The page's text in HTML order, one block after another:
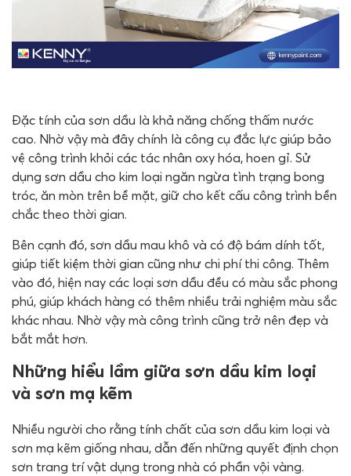
Đặc tính của sơn dầu là khả năng chống thấm nước
cao. Nhờ vậy mà đây chính là công cụ đắc lực giúp bảo
vệ công trình khỏi các tác nhân oxy hóa, hoen gỉ. Sử
dụng sơn dầu cho kim loại ngăn ngừa tình trạng bong
tróc, ăn mòn trên bề mặt, giữ cho kết cấu công trình bền
chắc theo thời gian.
Bên cạnh đó, sơn dầu mau khô và có độ bám dính tốt,
giúp tiết kiệm thời gian cũng như chi phí thi công. Thêm
vào đó, hiện nay các loại sơn dầu đều có màu sắc phong
phú, giúp khách hàng có thêm nhiều trải nghiệm màu sắc
khác nhau. Nhờ vậy mà công trình cũng trở nên đẹp và
bắt mắt hơn.
Những hiểu lầm giữa sơn dầu kim loại
và sơn mạ kẽm
Nhiều người cho rằng tính chất của sơn dầu kim loại và
sơn mạ kẽm giống nhau, dẫn đến những quyết định chọn
sơn trang trí vật dụng trong nhà có phần vội vàng.